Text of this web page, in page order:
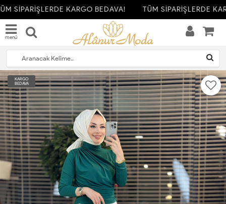
SİPARİŞLERDE KARGO BEDAVA! TÜM SİPARİŞLERDE
menü
KARGO
BEDAVA